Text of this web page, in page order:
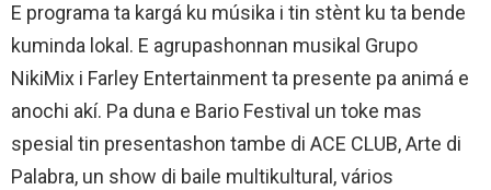
E programa ta kargá ku músika i tin stènt ku ta bende
kuminda lokal. E agrupashonnan musikal Grupo
NikiMix i Farley Entertainment ta presente pa animá e
anochi akí. Pa duna e Bario Festival un toke mas
spesial tin presentashon tambe di ACE CLUB, Arte di
Palabra, un show di baile multikultural, vários